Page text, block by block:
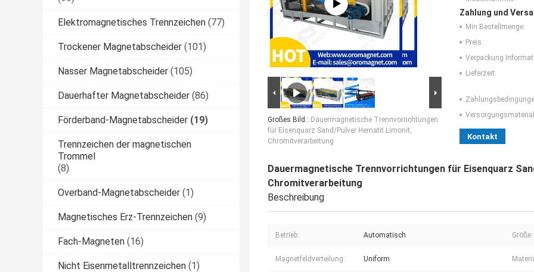
Elektromagnetisches Trennzeichen (77)
Trockener Magnetabscheider (101)
Nasser Magnetabscheider (105)
Dauerhafter Magnetabscheider (86)
Förderband-Magnetabscheider (19)
Trennzeichen der magnetischen
Trommel
(8)
Overband-Magnetabscheider (1)
Magnetisches Erz-Trennzeichen (9)
Fach-Magneten (16)
Nicht Eisenmetalltrennzeichen (1)
Großes Bild : Dauermagnetische Trennvorrichtungen
für Eisenquarz Sand/Pulver Hematit Limonit,
Chromitverarbeitung
Zahlung und
Min Bestellmenge:
Preis:
Verpackung
Lieferzeit:
Kontakt
Dauermagnetische Trennvorrichtungen für Eisenquarz
Chromitverarbeitung
Beschreibung
Betrieb: Automatisch Größe:
Magnetfeldverteilung: Uniform